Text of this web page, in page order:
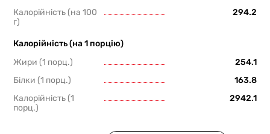
Калорійність (на 100
г)
294.2
Калорійність (на 1 порцію)
Жири (1 порц.)
254.1
Білки (1 порц.)
163.8
Калорійність (1
порц.)
2942.1